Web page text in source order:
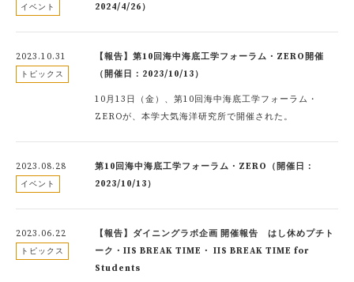
イベント
2024/4/26）
2023.10.31
トピックス
【報告】第10回海中海底工学フォーラム・ZERO開催
（開催日：2023/10/13）
10月13日（金）、第10回海中海底工学フォーラム・
ZEROが、本学大気海洋研究所で開催された。
2023.08.28
イベント
第10回海中海底工学フォーラム・ZERO（開催日：
2023/10/13）
2023.06.22
トピックス
【報告】ダイニングラボ企画 開催報告 はし休めプチト
ーク・IIS BREAK TIME・ IIS BREAK TIME for
Students